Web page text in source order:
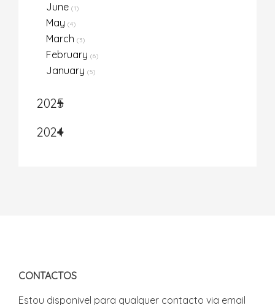
June (1)
May (4)
March (3)
February (6)
January (5)
2025
2024
CONTACTOS
Estou disponivel para qualquer contacto via email